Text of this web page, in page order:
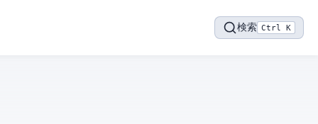
検索 Ctrl K